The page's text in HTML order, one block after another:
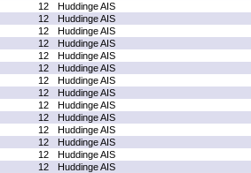
12
Huddinge AIS
12
Huddinge AIS
12
Huddinge AIS
12
Huddinge AIS
12
Huddinge AIS
12
Huddinge AIS
12
Huddinge AIS
12
Huddinge AIS
12
Huddinge AIS
12
Huddinge AIS
12
Huddinge AIS
12
Huddinge AIS
12
Huddinge AIS
12
Huddinge AIS